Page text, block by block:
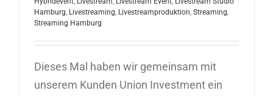
Hamburg, Livestreaming, Livestreamproduktion, Streaming,
Streaming Hamburg
Dieses Mal haben wir gemeinsam mit
unserem Kunden Union Investment ein